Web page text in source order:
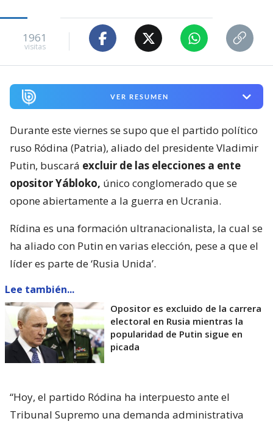
1961
visitas
VER RESUMEN
Durante este viernes se supo que el partido político
ruso Ródina (Patria), aliado del presidente Vladimir
Putin, buscará excluir de las elecciones a ente
opositor Yábloko, único conglomerado que se
opone abiertamente a la guerra en Ucrania.
Rídina es una formación ultranacionalista, la cual se
ha aliado con Putin en varias elección, pese a que el
líder es parte de ‘Rusia Unida’.
Lee también...
Opositor es excluido de la carrera
electoral en Rusia mientras la
popularidad de Putin sigue en
picada
“Hoy, el partido Ródina ha interpuesto ante el
Tribunal Supremo una demanda administrativa